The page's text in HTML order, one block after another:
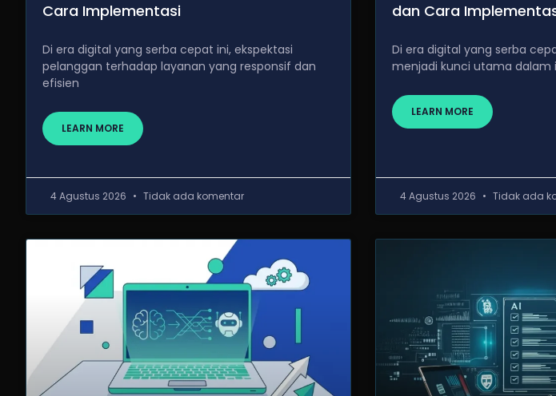
Cara Implementasi
Di era digital yang serba cepat ini, ekspektasi
pelanggan terhadap layanan yang responsif dan
efisien
LEARN MORE
4 Agustus 2026 Tidak ada komentar
dan Cara
Di era digital yang serba
menjadi kunci utama dalam
LEARN MORE
4 Agustus 2026 Tidak ada